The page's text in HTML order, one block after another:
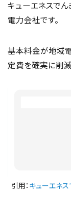
キューエネスで
電力会社です。
基本料金が地域
定費を確実に削
引用： キューエネ